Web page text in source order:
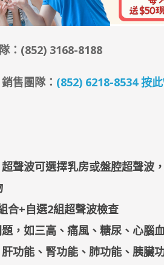
：(852) 3168-8188
售團隊： (852) 6218-8534 按
聲波可選擇乳房或盤腔超聲波
合+自選2組超聲波檢查
，如三高、痛風、糖尿、心腦
功能、腎功能、肺功能、胰臟